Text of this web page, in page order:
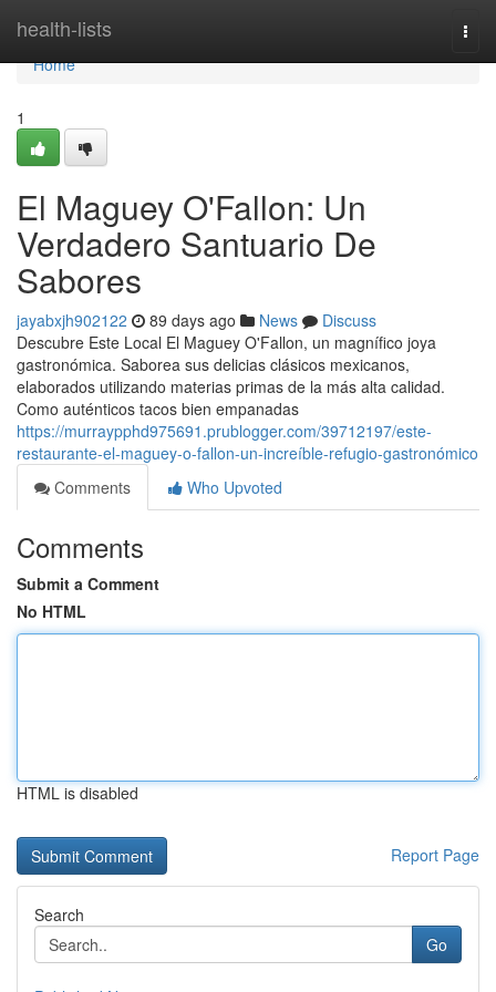
health-lists
Home
Home
1
El Maguey O'Fallon: Un
Verdadero Santuario De
Sabores
jayabxjh902122 89 days ago News
Discuss
Descubre Este Local El Maguey O'Fallon, un magnífico joya
gastronómica. Saborea sus delicias clásicos mexicanos,
elaborados utilizando materias primas de la más alta calidad.
Como auténticos tacos bien empanadas
https://murraypphd975691.prublogger.com/39712197/este-
restaurante-el-maguey-o-fallon-un-increíble-refugio-gastronómico
Comments
Who Upvoted
Comments
Submit a Comment
No HTML
HTML is disabled
Report Page
Search
Go